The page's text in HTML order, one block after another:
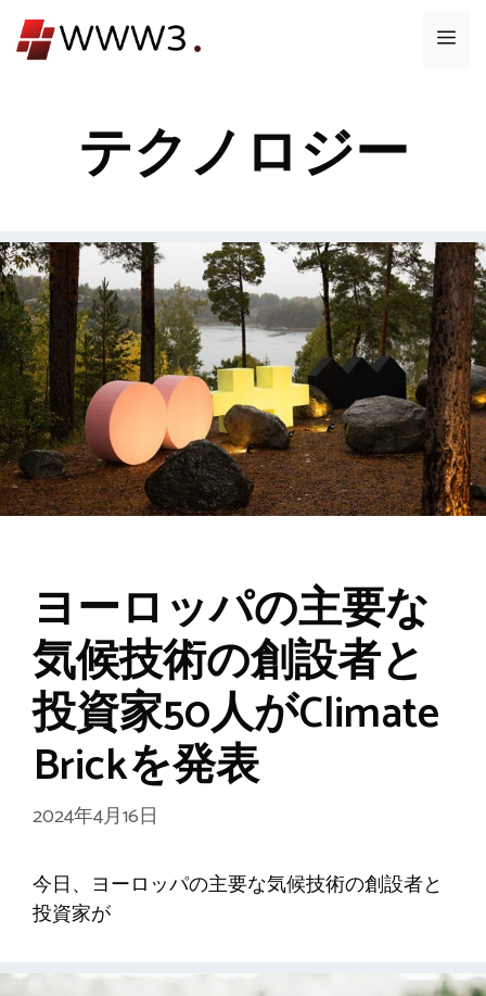
ン
ッ
プ
メ
テクノロジー
ヨーロッパの主要な
気候技術の創設者と
投資家50人がClimate
Brickを発表
2024年4月16日
今日、ヨーロッパの主要な気候技術の創設者と
投資家が